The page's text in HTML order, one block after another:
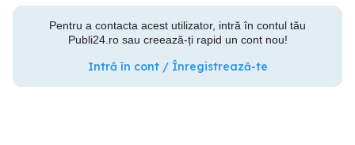
Pentru a contacta acest utilizator, intră în contul tău
Publi24.ro sau creează-ți rapid un cont nou!
Intră în cont / Înregistrează-te